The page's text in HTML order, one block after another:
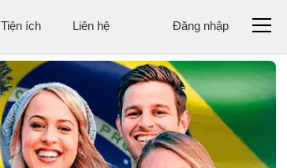
Tiện ích Liên hệ Đăng nhập